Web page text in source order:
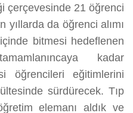
çerçevesinde 21 öğrenci
yıllarda da öğrenci alımı
bitmesi hedeflenen
kadar
öğrencileri eğitimlerini
sürdürecek. Tıp
elemanı aldık ve